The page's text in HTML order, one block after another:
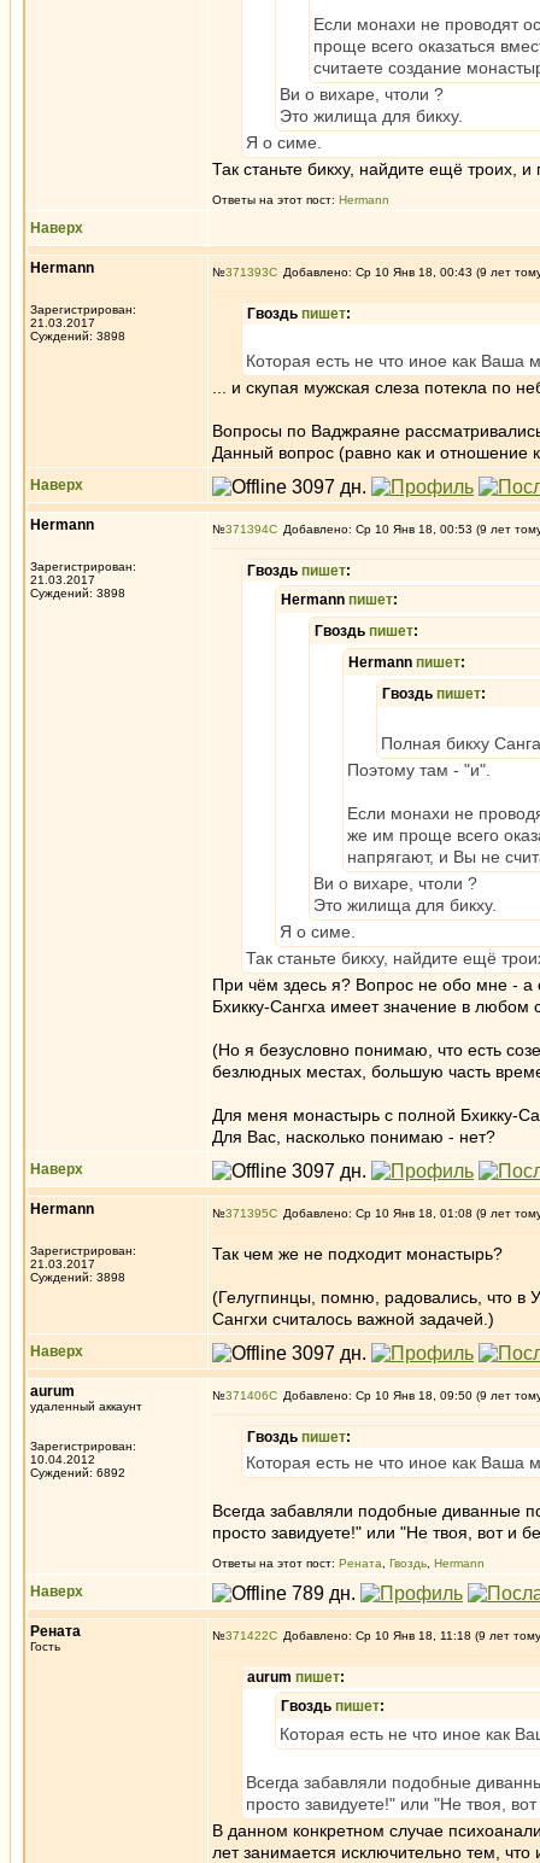
Если монахи не проводят
проще всего оказаться
считаете создание
Ви о вихаре, чтоли ?
Это жилища для бикху.
Я о симе.
Так станьте бикху, найдите ещё троих,
Ответы на этот пост: Hermann
Наверх
Hermann
Зарегистрирован:
21.03.2017
Суждений: 3898
№371393 Добавлено: Ср 10 Янв 18, 00:43 (9 лет
Гвоздь пишет:
Которая есть не что иное как Ваша
... и скупая мужская слеза потекла по
Вопросы по Ваджраяне
Данный вопрос (равно как и
Наверх
Hermann
Зарегистрирован:
21.03.2017
Суждений: 3898
№371394 Добавлено: Ср 10 Янв 18, 00:53 (9 лет
Гвоздь пишет:
Hermann пишет:
Гвоздь пишет:
Hermann пишет:
Гвоздь пишет:
Полная бикху
Поэтому там - "и".
Если монахи не
же им проще всего
напрягают, и Вы не
Ви о вихаре, чтоли ?
Это жилища для бикху.
Я о симе.
Так станьте бикху, найдите ещё
При чём здесь я? Вопрос не обо мне -
Бхикку-Сангха имеет значение в
(Но я безусловно понимаю, что есть
безлюдных местах, большую часть
Для меня монастырь с полной Бхикку-
Для Вас, насколько понимаю - нет?
Наверх
Hermann
Зарегистрирован:
21.03.2017
Суждений: 3898
№371395 Добавлено: Ср 10 Янв 18, 01:08 (9 лет
Так чем же не подходит монастырь?
(Гелугпинцы, помню, радовались, что в
Сангхи считалось важной задачей.)
Наверх
aurum
удаленный аккаунт
Зарегистрирован:
10.04.2012
Суждений: 6892
№371406 Добавлено: Ср 10 Янв 18, 09:50 (9 лет
Гвоздь пишет:
Которая есть не что иное как Ваша
Всегда забавляли подобные диванные
просто завидуете!" или "Не твоя, вот и
Ответы на этот пост: Рената Гвоздь Hermann
Наверх
Рената
Гость
№371422 Добавлено: Ср 10 Янв 18, 11:18 (9 лет
aurum пишет:
Гвоздь пишет:
Которая есть не что иное как
Всегда забавляли подобные
просто завидуете!" или "Не твоя,
В данном конкретном случае
лет занимается исключительно тем,